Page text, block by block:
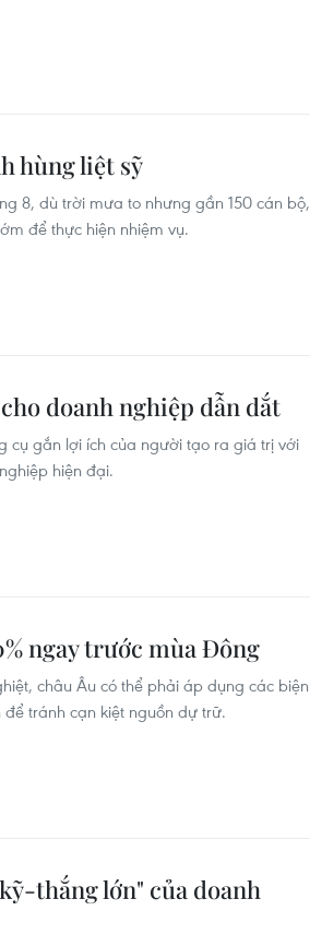
hùng liệt sỹ
8, dù trời mưa to nhưng gần 150 cán bộ,
để thực hiện nhiệm vụ.
doanh nghiệp dẫn dắt
cụ gắn lợi ích của người tạo ra giá trị với
hiện đại.
ngay trước mùa Đông
châu Âu có thể phải áp dụng các biện
tránh cạn kiệt nguồn dự trữ.
thắng lớn" của doanh